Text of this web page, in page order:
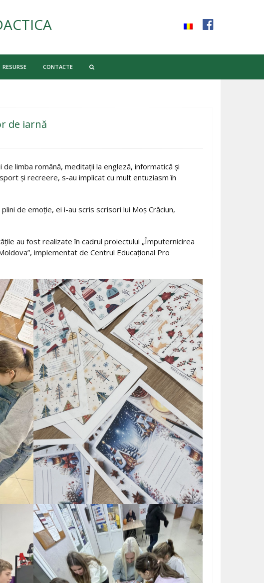
RESURSE CONTACTE
de iarnă
limba română, meditații la engleză, informatică și
și recreere, s-au implicat cu mult entuziasm în
de emoție, ei i-au scris scrisori lui Moș Crăciun,
au fost realizate în cadrul proiectului „Împuternicirea
implementat de Centrul Educațional Pro